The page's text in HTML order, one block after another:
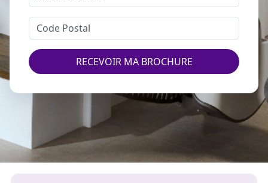
RECEVOIR MA BROCHURE